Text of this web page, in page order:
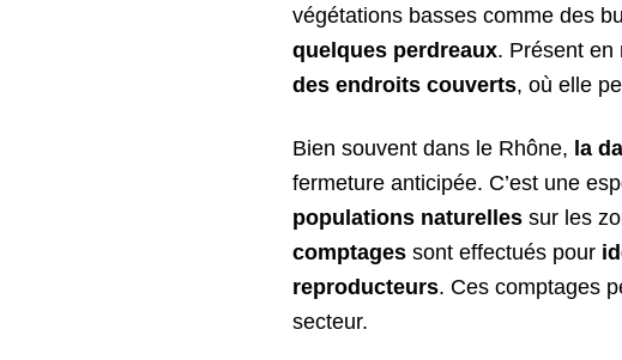
végétations basses comme des
quelques perdreaux. Présent en
des endroits couverts, où elle
Bien souvent dans le Rhône, la
fermeture anticipée. C’est une
populations naturelles sur les
comptages sont effectués pour
reproducteurs. Ces comptages
secteur.